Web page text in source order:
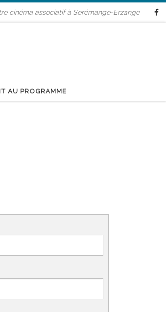
cinéma associatif à Serémange-Erzange
AU PROGRAMME